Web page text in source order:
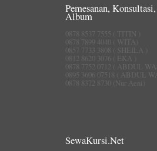
Pemesanan,
Album
0878 8537 7555 ( TITIN )
0878 7899 4040 ( WITA)
0857 7733 3808 ( SHEILA )
0812 8620 3076 ( EKA )
0878 7752 0712 ( ABDUL
0895 3606 07518 ( ABDUL
0878 8372 8730 (Nur Aeni)
SewaKursi.Net